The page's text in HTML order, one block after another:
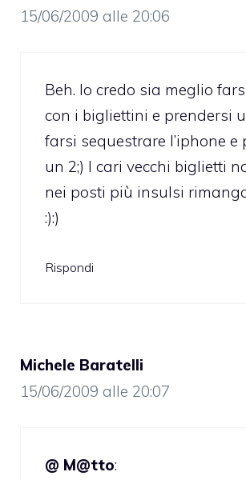
15/06/2009 alle 20:06
Beh. Io credo sia meglio
con i bigliettini e prendersi
farsi sequestrare l’iphone e
un 2;) I cari vecchi biglietti
nei posti più insulsi
:):)
Rispondi
Michele Baratelli
15/06/2009 alle 20:07
@ M@tto: